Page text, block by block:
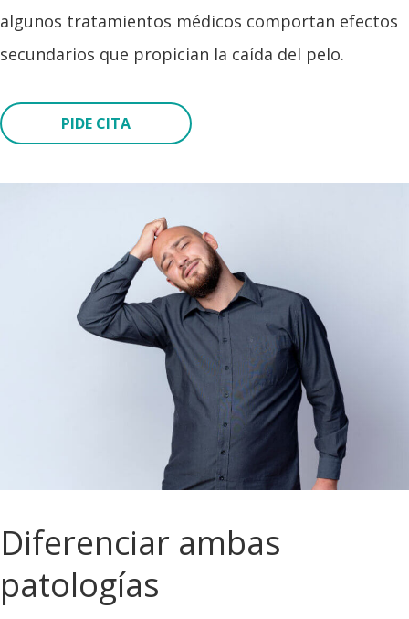
algunos tratamientos médicos comportan efectos
secundarios que propician la caída del pelo.
PIDE CITA
Diferenciar ambas
patologías